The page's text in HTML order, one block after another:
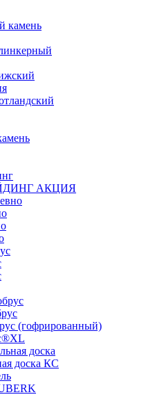
камень
АКЦИЯ
(гофрированный)
доска
доска КС